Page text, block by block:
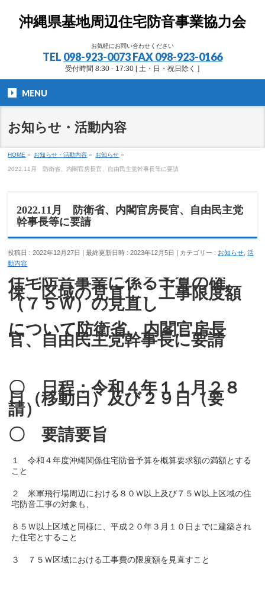
沖縄県基地周辺住宅防音事業協力会
お気軽にお問い合わせください
TEL 098-923-0073 FAX 098-923-0166
受付時間 8:30 - 17:30 [ 土・日・祝日除く ]
MENU
お知らせ・活動内容
HOME » お知らせ・活動内容 » お知らせ »
2022.11月 防衛省、内閣官房長官、自由民主党幹事長等に要請
2022.11月 防衛省、内閣官房長官、自由民主党
幹事長等に要請
投稿日 : 2022年12月27日 最終更新日時 : 2023年12月5日 カテゴリー : お知らせ ,活
動内容
住宅防音事業に係る予算の確
保、区域の見直し、工事限度額
（７５Ｗ）の見直し
について防衛省、内閣官房長
官、自由民主党幹事長に要請
〇 日程：令和４年１１月２８
日（移動日）及び２９日（要
請）
〇 要請要旨
１ 令和４年度沖縄関係住宅防音予算を概算要求額の満額とする
こと
２ 米軍飛行場周辺における８０Ｗ以上及び７５Ｗ以上区域の住
宅防音工事の対象も、
８５Ｗ以上区域と同様に、平成２０年３月１０日までに建築され
た住宅とすること
３ ７５Ｗ区域における工事費の限度額を見直すこと